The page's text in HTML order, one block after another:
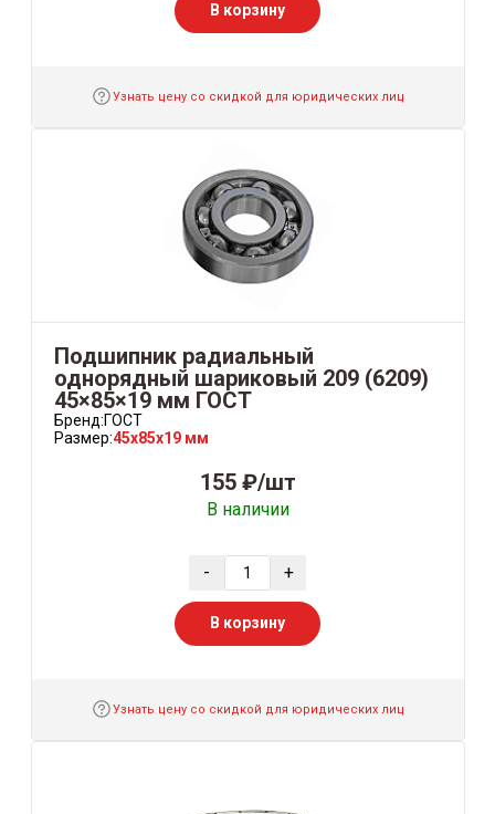
В корзину
Узнать цену со скидкой для юридических лиц
Подшипник радиальный
однорядный шариковый 209 (6209)
45×85×19 мм ГОСТ
Бренд:ГОСТ
Размер:45x85x19 мм
155 ₽/шт
В наличии
- +
В корзину
Узнать цену со скидкой для юридических лиц